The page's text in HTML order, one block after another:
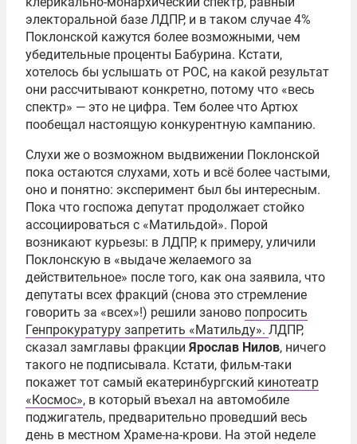
электоральной базе ЛДПР, и в таком случае 4%
Поклонской кажутся более возможными, чем
убедительные проценты Бабурина. Кстати,
хотелось бы услышать от РОС, на какой результат
они рассчитывают конкретно, потому что «весь
спектр» — это не цифра. Тем более что Артюх
пообещал настоящую конкурентную кампанию.
Слухи же о возможном выдвижении Поклонской
пока остаются слухами, хоть и всё более частыми,
оно и понятно: эксперимент был бы интересным.
Пока что госпожа депутат продолжает стойко
ассоциироваться с «Матильдой». Порой
возникают курьезы: в ЛДПР, к примеру, уличили
Поклонскую в «выдаче желаемого за
действительное» после того, как она заявила, что
депутаты всех фракций (снова это стремление
говорить за «всех»!) решили заново попросить
Генпрокуратуру запретить «Матильду». ЛДПР,
сказал замглавы фракции Ярослав Нилов, ничего
такого не подписывала. Кстати, фильм-таки
покажет тот самый екатеринбургский кинотеатр
«Космос», в который въехал на автомобиле
поджигатель, предварительно проведший весь
день в местном Храме-на-крови. На этой неделе